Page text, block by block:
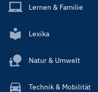
Lernen & Familie
Lexika
Natur & Umwelt
Technik & Mobilität